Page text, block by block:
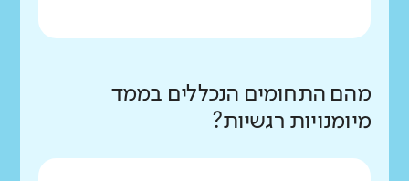
מהם התחומים הנכללים בממד
מיומנויות רגשיות?